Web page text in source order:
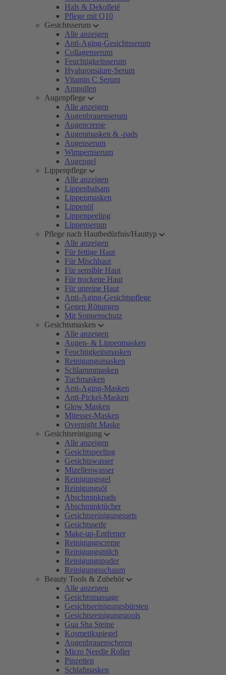
Hals & Dekolleté
Pflege mit Q10
Gesichtsserum
Alle anzeigen
Anti-Aging-Gesichtsserum
Collagenserum
Feuchtigkeitsserum
Hyaluronsäure-Serum
Vitamin C Serum
Ampullen
Augenpflege
Alle anzeigen
Augenbrauenserum
Augencreme
Augenmasken & -pads
Augenserum
Wimpernserum
Augengel
Lippenpflege
Alle anzeigen
Lippenbalsam
Lippenmasken
Lippenöl
Lippenpeeling
Lippenserum
Pflege nach Hautbedürfnis/Hauttyp
Alle anzeigen
Für fettige Haut
Für Mischhaut
Für sensible Haut
Für trockene Haut
Für unreine Haut
Anti-Aging-Gesichtspflege
Gegen Rötungen
Mit Sonnenschutz
Gesichtsmasken
Alle anzeigen
Augen- & Lippenmasken
Feuchtigkeitsmasken
Reinigungsmasken
Schlammmasken
Tuchmasken
Anti-Aging-Masken
Anti-Pickel-Masken
Glow Masken
Mitesser-Masken
Overnight Maske
Gesichtsreinigung
Alle anzeigen
Gesichtspeeling
Gesichtswasser
Mizellenwasser
Reinigungsgel
Reinigungsöl
Abschminkpads
Abschminktücher
Gesichtsreinigungssets
Gesichtsseife
Make-up-Entferner
Reinigungscreme
Reinigungsmilch
Reinigungspuder
Reinigungsschaum
Beauty Tools & Zubehör
Alle anzeigen
Gesichtsmassage
Gesichtsreinigungsbürsten
Gesichtsreinigungstools
Gua Sha Steine
Kosmetikspiegel
Augenbrauenscheren
Micro Needle Roller
Pinzetten
Schlafmasken